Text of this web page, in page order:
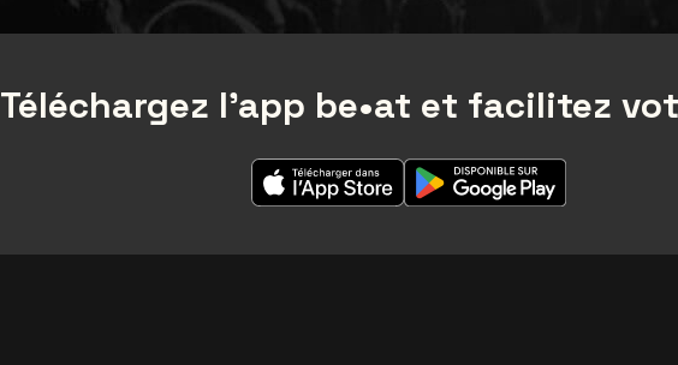
Téléchargez l'app be•at et facilitez